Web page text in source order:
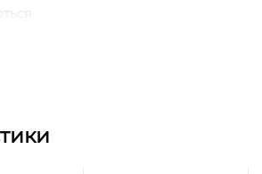
одноразового використання
а також сприяє дотриманню